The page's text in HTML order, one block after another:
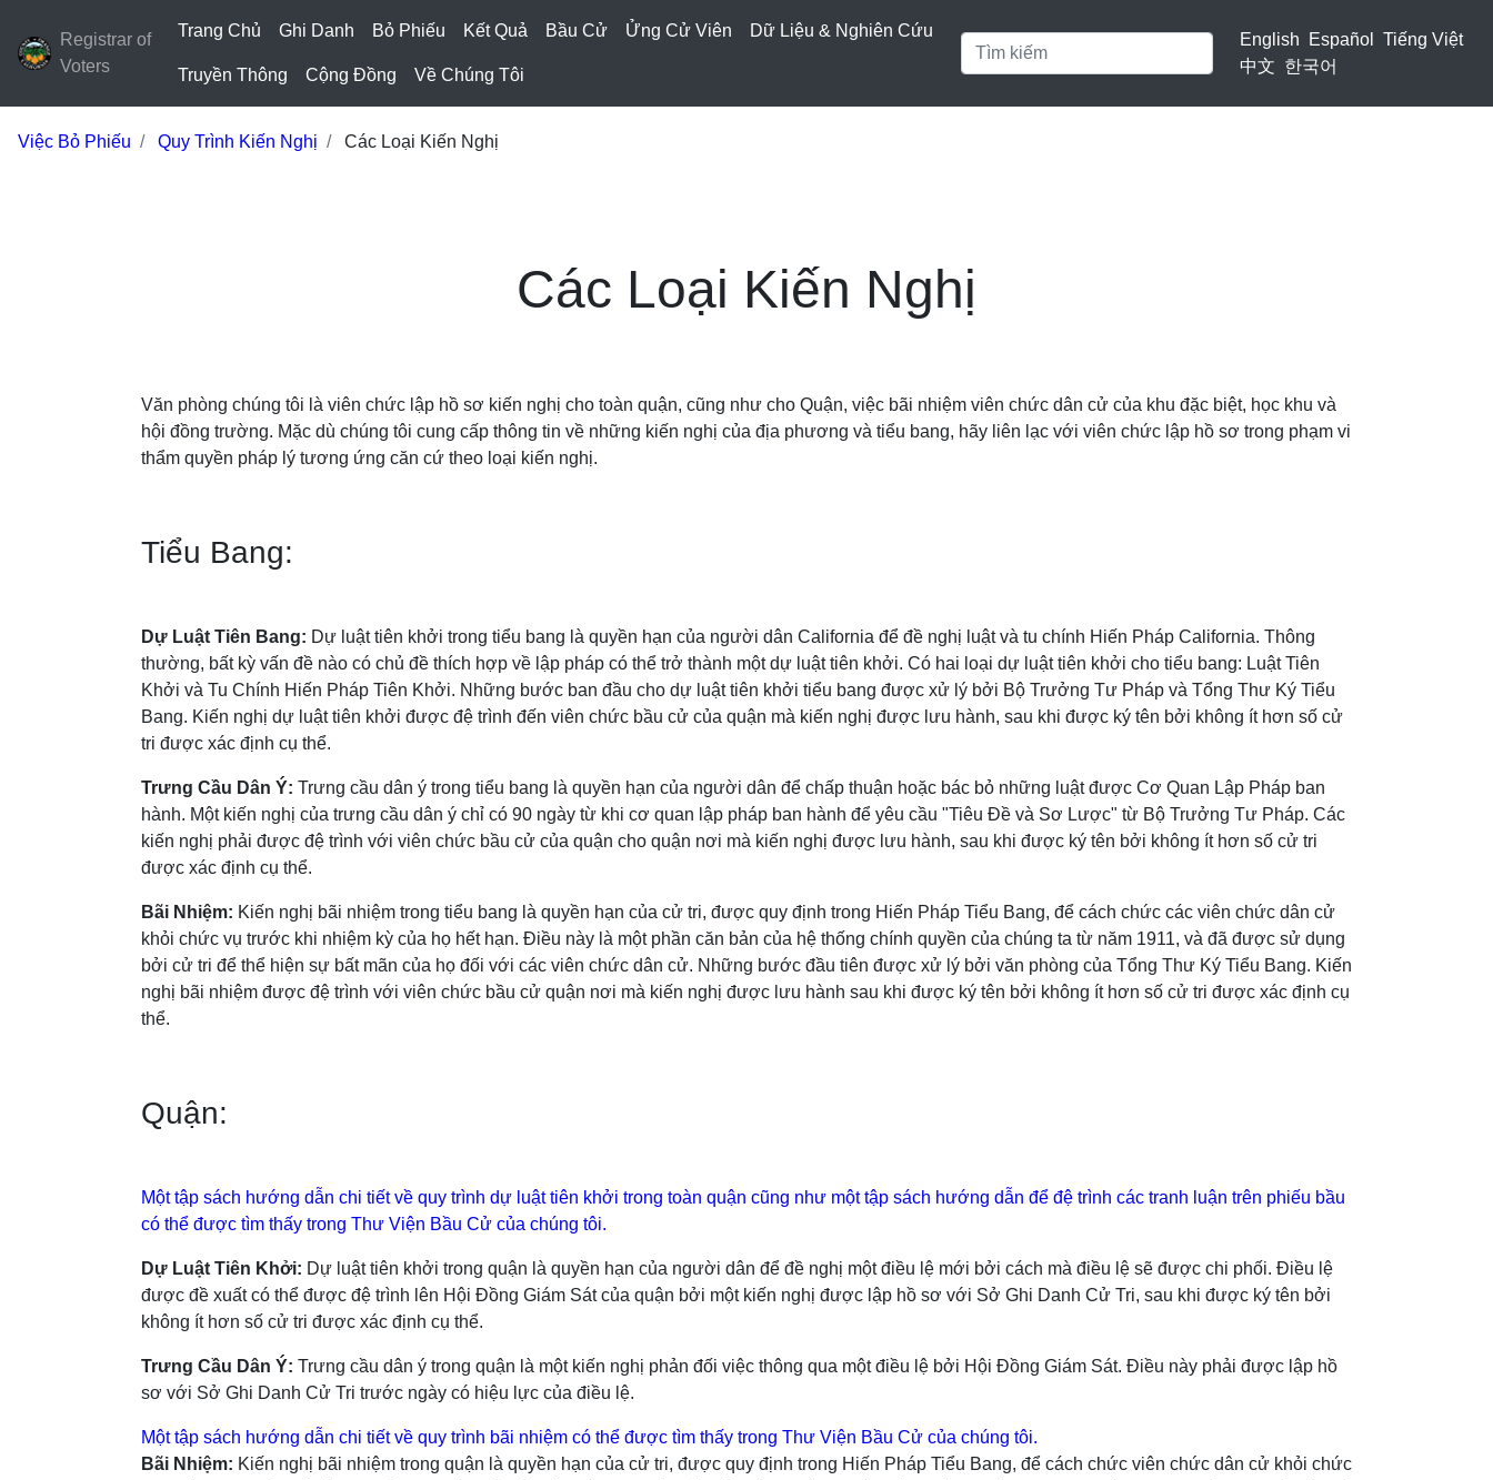
Registrar of
Voters
Trang Chủ Ghi Danh Bỏ Phiếu Kết Quả Bầu Cử Ửng Cử Viên Dữ Liệu & Nghiên Cứu
Truyền Thông Cộng Đồng Về Chúng Tôi
English Español
Tiếng Việt
中文 한국어
Việc Bỏ Phiếu Quy Trình Kiến Nghị Các Loại Kiến Nghị
Các Loại Kiến Nghị
Văn phòng chúng tôi là viên chức lập hồ sơ kiến nghị cho toàn quận, cũng như cho Quận, việc bãi nhiệm viên chức dân cử của khu đặc biệt, học khu và
hội đồng trường. Mặc dù chúng tôi cung cấp thông tin về những kiến nghị của địa phương và tiểu bang, hãy liên lạc với viên chức lập hồ sơ trong phạm vi
thẩm quyền pháp lý tương ứng căn cứ theo loại kiến nghị.
Tiểu Bang:
Dự Luật Tiên Bang: Dự luật tiên khởi trong tiểu bang là quyền hạn của người dân California để đề nghị luật và tu chính Hiến Pháp California. Thông
thường, bất kỳ vấn đề nào có chủ đề thích hợp về lập pháp có thể trở thành một dự luật tiên khởi. Có hai loại dự luật tiên khởi cho tiểu bang: Luật Tiên
Khởi và Tu Chính Hiến Pháp Tiên Khởi. Những bước ban đầu cho dự luật tiên khởi tiểu bang được xử lý bởi Bộ Trưởng Tư Pháp và Tổng Thư Ký Tiểu
Bang. Kiến nghị dự luật tiên khởi được đệ trình đến viên chức bầu cử của quận mà kiến nghị được lưu hành, sau khi được ký tên bởi không ít hơn số cử
tri được xác định cụ thể.
Trưng Cầu Dân Ý: Trưng cầu dân ý trong tiểu bang là quyền hạn của người dân để chấp thuận hoặc bác bỏ những luật được Cơ Quan Lập Pháp ban
hành. Một kiến nghị của trưng cầu dân ý chỉ có 90 ngày từ khi cơ quan lập pháp ban hành để yêu cầu "Tiêu Đề và Sơ Lược" từ Bộ Trưởng Tư Pháp. Các
kiến nghị phải được đệ trình với viên chức bầu cử của quận cho quận nơi mà kiến nghị được lưu hành, sau khi được ký tên bởi không ít hơn số cử tri
được xác định cụ thể.
Bãi Nhiệm: Kiến nghị bãi nhiệm trong tiểu bang là quyền hạn của cử tri, được quy định trong Hiến Pháp Tiểu Bang, để cách chức các viên chức dân cử
khỏi chức vụ trước khi nhiệm kỳ của họ hết hạn. Điều này là một phần căn bản của hệ thống chính quyền của chúng ta từ năm 1911, và đã được sử dụng
bởi cử tri để thể hiện sự bất mãn của họ đối với các viên chức dân cử. Những bước đầu tiên được xử lý bởi văn phòng của Tổng Thư Ký Tiểu Bang. Kiến
nghị bãi nhiệm được đệ trình với viên chức bầu cử quận nơi mà kiến nghị được lưu hành sau khi được ký tên bởi không ít hơn số cử tri được xác định cụ
thể.
Quận:
Một tập sách hướng dẫn chi tiết về quy trình dự luật tiên khởi trong toàn quận cũng như một tập sách hướng dẫn để đệ trình các tranh luận trên phiếu bầu
có thể được tìm thấy trong Thư Viện Bầu Cử của chúng tôi.
Dự Luật Tiên Khởi: Dự luật tiên khởi trong quận là quyền hạn của người dân để đề nghị một điều lệ mới bởi cách mà điều lệ sẽ được chi phối. Điều lệ
được đề xuất có thể được đệ trình lên Hội Đồng Giám Sát của quận bởi một kiến nghị được lập hồ sơ với Sở Ghi Danh Cử Tri, sau khi được ký tên bởi
không ít hơn số cử tri được xác định cụ thể.
Trưng Cầu Dân Ý: Trưng cầu dân ý trong quận là một kiến nghị phản đối việc thông qua một điều lệ bởi Hội Đồng Giám Sát. Điều này phải được lập hồ
sơ với Sở Ghi Danh Cử Tri trước ngày có hiệu lực của điều lệ.
Một tập sách hướng dẫn chi tiết về quy trình bãi nhiệm có thể được tìm thấy trong Thư Viện Bầu Cử của chúng tôi.
Bãi Nhiệm: Kiến nghị bãi nhiệm trong quận là quyền hạn của cử tri, được quy định trong Hiến Pháp Tiểu Bang, để cách chức viên chức dân cử khỏi chức